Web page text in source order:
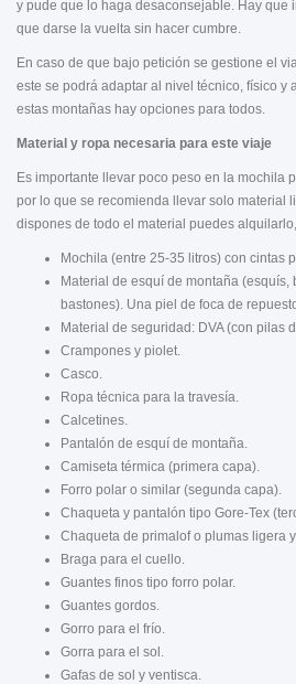
y pude que lo haga desaconsejable. Hay que
que darse la vuelta sin hacer cumbre.
En caso de que bajo petición se gestione el
este se podrá adaptar al nivel técnico, físico y
estas montañas hay opciones para todos.
Material y ropa necesaria para este viaje
Es importante llevar poco peso en la mochila
por lo que se recomienda llevar solo material
dispones de todo el material puedes
Mochila (entre 25-35 litros) con cintas
Material de esquí de montaña (esquís,
bastones). Una piel de foca de
Material de seguridad: DVA (con pilas
Crampones y piolet.
Casco.
Ropa técnica para la travesía.
Calcetines.
Pantalón de esquí de montaña.
Camiseta térmica (primera capa).
Forro polar o similar (segunda capa).
Chaqueta y pantalón tipo Gore-Tex
Chaqueta de primalof o plumas ligera
Braga para el cuello.
Guantes finos tipo forro polar.
Guantes gordos.
Gorro para el frío.
Gorra para el sol.
Gafas de sol y ventisca.